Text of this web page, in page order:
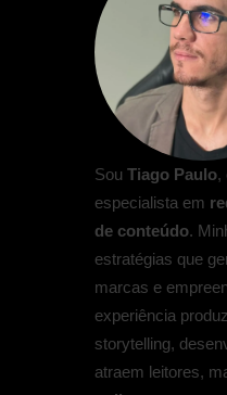
SouTiago Paulo,
especialista em
de conteúdo.
estratégias que
marcas e
experiência
storytelling,
atraem leitores,